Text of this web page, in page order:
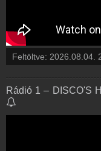
Feltöltve: 2026.08.04.
Rádió 1 – DISCO'S